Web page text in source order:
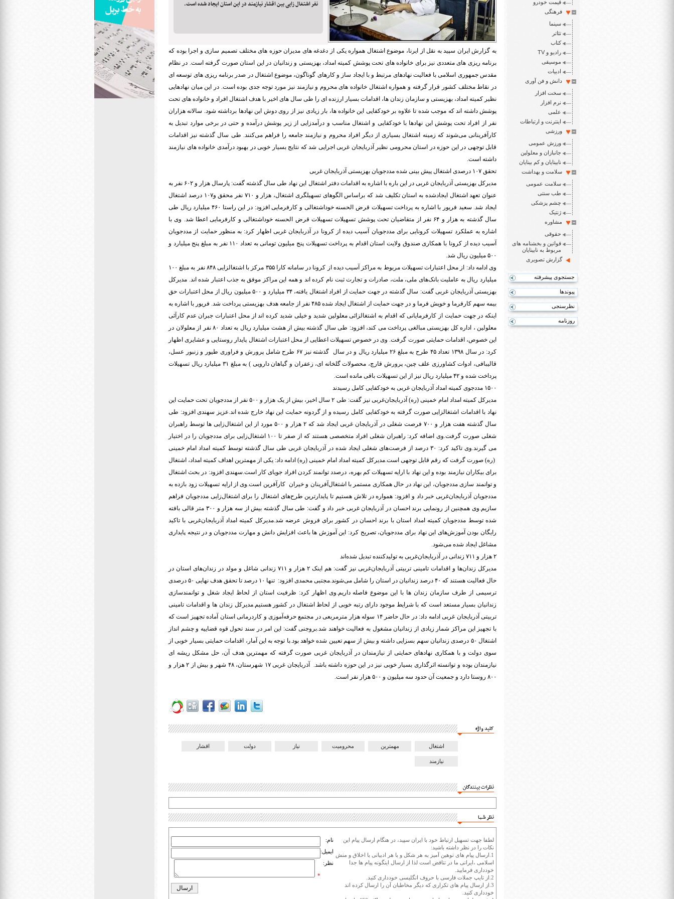
قیمت خودرو
فرهنگی
سینما
تئاتر
کتاب
رادیو و TV
موسیقی
ادبیات
دانش و فن آوری
سخت افزار
نرم افزار
علمی
اینترنت و ارتباطات
ورزشی
ورزش عمومی
جانبازان و معلولین
نابینایان و کم بینایان
سلامت و بهداشت
سلامت عمومی
طب سنتی
چشم پزشکی
ژنتیک
مشاوره
حقوقی
قوانین و بخشنامه های
مربوط به نابینایان
گزارش تصویری
جستجوی پیشرفته
پیوندها
نظرسنجی
روزنامه
نفر اشتغال زایی بین اقشار نیازمند در این استان ایجاد شده است.
به گزارش ایران سپید به نقل از ایرنا، موضوع اشتغال همواره یکی از دغدغه های مدیران حوزه های مختلف تصمیم سازی و اجرا بوده که
برنامه ریزی های متعددی نیز برای خانواده های تحت پوشش کمیته امداد، بهزیستی و زندانیان در این استان صورت گرفته است. در نظام
مقدس جمهوری اسلامی با فعالیت نهادهای مرتبط و با ایجاد ساز و کارهای گوناگون، موضوع اشتغال در صدر برنامه ریزی های توسعه ای
در نقاط مختلف کشور قرار گرفته و همواره اشتغال خانواده های محروم و نیازمند نیز مورد توجه جدی بوده است. در این میان نهادهایی
نظیر کمیته امداد، بهزیستی و سازمان زندان ها، اقدامات بسیار ارزنده ای را طی سال های اخیر با هدف اشتغال افراد و خانواده های تحت
پوشش داشته اند که موجب شده تا علاوه بر خودکفایی این خانواده ها، بار زیادی نیز از روی دوش این نهادها برداشته شود. سالانه هزاران
نفر از افراد تحت پوشش این نهادها با خودکفایی و اشتغال مناسب و درآمدزایی از زیر پوشش درآمده و حتی در برخی موارد تبدیل به
کارآفرینانی می‌شوند که زمینه اشتغال بسیاری از دیگر افراد محروم و نیازمند جامعه را فراهم می‌کنند. طی سال گذشته نیز اقدامات
قابل توجهی در این حوزه در استان محرومی نظیر آذربایجان غربی اجرایی شد که نتایج بسیار خوبی در بهبود درآمدی خانواده های نیازمند
داشته است.
تحقق ۱۰۷ درصدی اشتغال پیش بینی شده مددجویان بهزیستی آذربایجان غربی
مدیرکل بهزیستی آذربایجان غربی در این باره با اشاره به اقدامات دفتر اشتغال این نهاد طی سال گذشته گفت: پارسال هزار و ۶۰۲ نفر به
عنوان تعهد اشتغال ایجادشده به استان تکلیف شد که براساس الگوهای تسهیلگری اشتغال، هزار و ۷۱۰ نفر محقق و۱۰۷ درصد اشتغال
ایجاد شد. سعید فریور با اشاره به پرداخت تسهیلات قرض الحسنه خوداشتغالی و کارفرمایی افزود: در این راستا ۴۶۰ میلیارد ریال طی
سال گذشته به هزار و ۶۴ نفر از متقاضیان تحت پوشش تسهیلات تسهیلات قرض الحسنه خوداشتغالی و کارفرمایی اعطا شد. وی با
اشاره به عملکرد تسهیلات کرونایی برای مددجویان آسیب دیده از کرونا در آذربایجان غربی اظهار کرد: به منظور حمایت از مددجویان
آسیب دیده از کرونا با همکاری صندوق ولایت استان اقدام به پرداخت تسهیلات پنج میلیون تومانی به تعداد ۱۱۰ نفر به مبلغ پنج میلیارد و
۵۰۰ میلیون ریال شد.
وی ادامه داد: از محل اعتبارات تسهیلات مربوط به مراکز آسیب دیده از کرونا در سامانه کارا ۳۵۵ مرکز با اشتغالزایی ۸۴۸ نفر به مبلغ ۱۰۰
میلیارد ریال به عاملیت بانک‌های ملی، ملت، صادرات و تجارت ثبت نام کرده اند و همه این مراکز موفق به جذب اعتبار شده اند. مدیرکل
بهزیستی آذربایجان غربی گفت: سال گذشته در جهت حمایت از افراد اشتغال یافته، ۳۴ میلیارد و ۵۰۰ میلیون ریال از محل اعتبارات حق
بیمه سهم کارفرما و خویش فرما و در جهت حمایت از اشتغال ایجاد شده ۴۸۵ نفر از جامعه هدف بهزیستی پرداخت شد. فریور با اشاره به
اینکه در جهت حمایت از کارفرمایانی که اقدام به اشتغالزائی معلولین شدید و خیلی شدید کرده اند از محل اعتبارات جبران عدم کارآئی
معلولین ، اداره کل بهزیستی مبالغی پرداخت می کند، افزود: طی سال گذشته بیش از هشت میلیارد ریال به تعداد ۸۰ نفر از معلولان در
این خصوص، اقدامات حمایتی صورت گرفت. وی در خصوص تسهیلات اعطایی از محل اعتبارات اشتغال پایدار روستایی و عشایری اظهار
کرد: در سال ۱۳۹۸ تعداد ۴۵ طرح به مبلغ ۲۶ میلیارد ریال و در سال گذشته نیز ۶۷ طرح شامل پرورش و فراوری طیور و زنبور عسل،
قالیبافی، ادوات کشاورزی علف چین، پرورش قارچ، محصولات گلخانه ای، زعفران و گیاهان دارویی ) به مبلغ ۳۱ میلیارد ریال تسهیلات
پرداخت شده و ۴۲ میلیارد ریال نیز از این تسهیلات باقی مانده است.
۱۵۰۰ مددجوی کمیته امداد آذربایجان غربی به خودکفایی کامل رسیدند
مدیرکل کمیته امداد امام خمینی (ره) آذربایجان‌غربی نیز گفت: طی ۲ سال اخیر، بیش از یک هزار و ۵۰۰ نفر از مددجویان تحت حمایت این
نهاد با اقدامات اشتغالزایی صورت گرفته به خودکفایی کامل رسیده و از گردونه حمایت این نهاد خارج شده اند.عزیز سهندی افزود: طی
سال گذشته هفت هزار و ۷۰۰ فرصت شغلی در آذربایجان غربی ایجاد شد که ۲ هزار و ۵۰۰ مورد از این اشتغال‌زایی ها توسط راهبران
شغلی صورت گرفت.وی اضافه کرد: راهبران شغلی افراد متخصصی هستند که از صفر تا ۱۰۰ اشتغال‌زایی برای مددجویان را در اختیار
می گیرند.وی تاکید کرد: ۳۰ درصد از فرصت‌های شغلی ایجاد شده در آذربایجان غربی طی سال گذشته توسط کمیته امداد امام خمینی
(ره) صورت گرفت که رقم قابل توجهی است.مدیرکل کمیته امداد امام خمینی (ره) ادامه داد: یکی از مهمترین اهداف کمیته امداد، اشتغال
برای بیکاران نیازمند بوده و این نهاد با ارایه تسهیلات کم بهره، درصدد توانمند کردن افراد جویای کار است.سهندی افزود: در بحث اشتغال
و توانمند سازی مددجویان، این نهاد در حال همکاری مستمر با اشتغال‌آفرینان و خیران کارآفرین است.وی از ارایه تسهیلات زود بازده به
مددجویان آذربایجان‌غربی خبر داد و افزود: همواره در تلاش هستیم تا پایدارترین طرح‌های اشتغال را برای اشتغال‌زایی مددجویان فراهم
سازیم.وی همچنین از رونمایی برند احسان در آذربایجان غربی خبر داد و گفت: طی سال گذشته بیش از سه هزار و ۳۰۰ متر قالی بافته
شده توسط مددجویان کمیته امداد استان با برند احسان در کشور برای فروش عرضه شد.مدیرکل کمیته امداد آذربایجان‌غربی با تاکید
رایگان بودن آموزش‌های این نهاد برای مددجویان، تصریح کرد: این آموزش ها باعث افزایش دانش و مهارت مددجویان و در نتیجه پایداری
مشاغل ایجاد شده می‌شود.
۲ هزار و ۷۱۱ زندانی در آذربایجان‌غربی به تولیدکننده تبدیل شده‌اند
مدیرکل زندان‌ها و اقدامات تامینی تربیتی آذربایجان‌غربی نیز گفت: هم اینک ۲ هزار و ۷۱۱ زندانی شاغل و مولد در زندان‌های استان در
حال فعالیت هستند که ۴۰ درصد زندانیان در استان را شامل می‌شوند.مجتبی محمدی افزود: تنها ۱۰ درصد تا تحقق هدف نهایی ۵۰ درصدی
ترسیمی از طرف سازمان زندان ها با این موضوع فاصله داریم.وی اظهار کرد: ظرفیت استان از لحاظ ایجاد شغل و توانمندسازی
زندانیان بسیار مستعد است که با شرایط موجود دارای رتبه خوبی از لحاظ اشتغال در کشور هستیم.مدیرکل زندان ها و اقدامات تامینی
تربیتی آذربایجان غربی ادامه داد: در حال حاضر ۱۴ سوله هزار مترمربعی در مجتمع حرفه‌آموزی و کاردرمانی استان آماده تجهیز است که
با تجهیز این مراکز شمار زیادی از زندانیان مشغول به فعالیت خواهند شد.بروجنی گفت: این امر در سند تحول قوه قضاییه و چشم انداز
اشتغال ۵۰ درصدی زندانیان سهم بسزایی داشته و بیش از سهم تعیین شده خواهد بود.با توجه به این آمار، اقدامات حمایتی بسیار خوبی از
سوی دولت و با همکاری نهادهای حمایتی از نیازمندان در آذربایجان غربی صورت گرفته که مهمترین هدف آن، حل مشکل ریشه ای
نیازمندان بوده و توانسته اثرگذاری بسیار خوبی نیز در این حوزه داشته باشد. آذربایجان غربی ۱۷ شهرستان، ۴۸ شهر و بیش از ۲ هزار و
۸۰۰ روستا دارد و جمعیت آن حدود سه میلیون و ۵۰۰ هزار نفر است.
کلید واژه
اشتغال مهمترین محرومیت نیاز دولت اقشار
نیازمند
نظرات بینندگان
نظر شما
لطفا جهت تسهیل ارتباط خود با ایران سپید، در هنگام ارسال پیام این
نکات را در نظر داشته باشید:
1.ارسال پیام های توهین آمیز به هر شکل و با هر ادبیاتی با اخلاق و منش
اسلامی ،ایرانی ما در تناقض است لذا از ارسال اینگونه پیام ها جدا
خودداری فرمایید.
2.از تایپ جملات فارسی با حروف انگلیسی خودداری کنید.
3.از ارسال پیام های تکراری که دیگر مخاطبان آن را ارسال کرده اند
خودداری کنید.
نام:
ایمیل:
نظر:
*